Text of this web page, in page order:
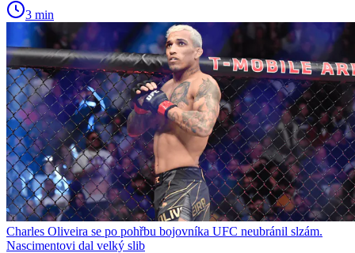
3 min
Charles Oliveira se po pohřbu bojovníka UFC neubránil slzám.
Nascimentovi dal velký slib